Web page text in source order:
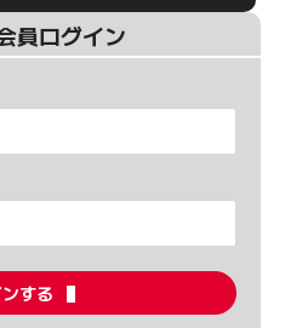
員ログイン
する